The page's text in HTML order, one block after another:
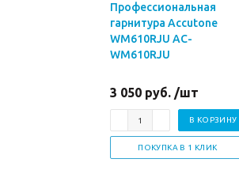
Профессиональная
гарнитура Accutone
WM610RJU AC-
WM610RJU
3 050 руб. /шт
В КОРЗИНУ
ПОКУПКА В 1 КЛИК